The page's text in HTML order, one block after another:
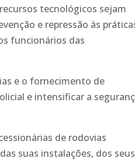
tecnológicos sejam
e repressão às
funcionários das
e o fornecimento de
e intensificar a
de rodovias
suas instalações, dos seus